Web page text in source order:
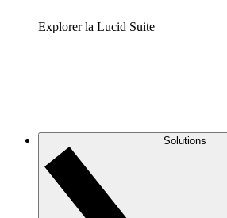
Explorer la Lucid Suite
Solutions